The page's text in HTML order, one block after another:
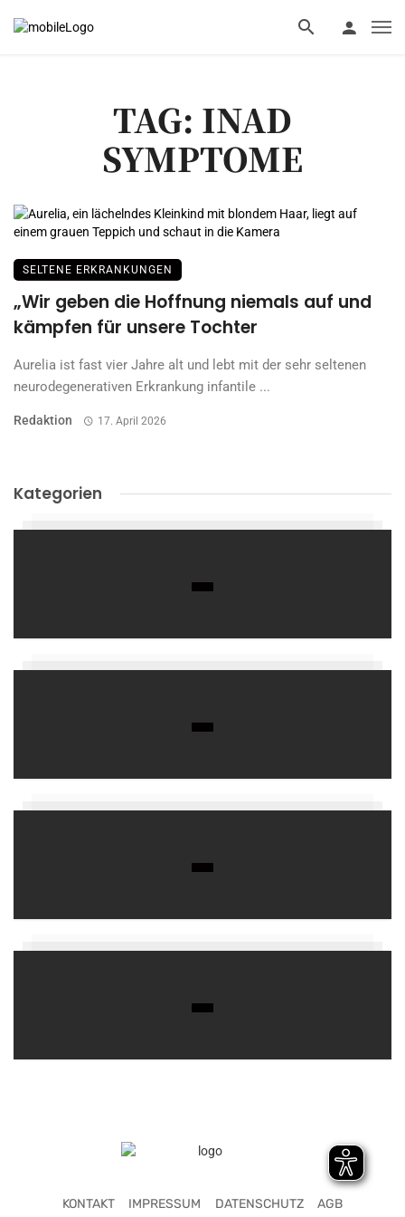
TAG: INAD
SYMPTOME
SELTENE ERKRANKUNGEN
„Wir geben die Hoffnung niemals auf und
kämpfen für unsere Tochter
Aurelia ist fast vier Jahre alt und lebt mit der sehr seltenen
neurodegenerativen Erkrankung infantile ...
Redaktion 17. April 2026
Kategorien
KONTAKT IMPRESSUM DATENSCHUTZ AGB